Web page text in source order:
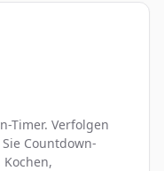
Timer. Verfolgen
Countdown-